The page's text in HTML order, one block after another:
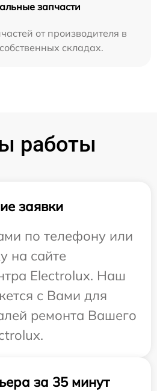
запчасти
от производителя в
складах.
работы
заявки
по телефону или
на сайте
Electrolux. Наш
с Вами для
ремонта Вашего
за 35 минут